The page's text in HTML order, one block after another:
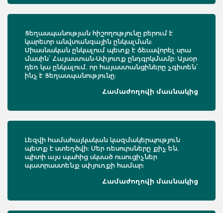
Ցեղասպանության հիշողությունը բերում է
կարեւոր անվտանգային ընկալման։
Միասնական ընկալում պետք է ձեւավորել սրա
մասին՝ Հայաստան-Սփյուռք ընդգրկմամբ։ Այսօր
դեռ կա ընկալում, որ հայաստանցիները չգիտեն՝
ինչ է Ցեղասպանությունը։
Համաժողովի մասնակից
Լեզվի համահայկական կազմակերպություն
պետք է ստեղծվի։ Մեր ռեսուրսները քիչ են,
պիտի այս պահից սկսած ուսուցիչներ
պատրաստենք սփյուռքի համար։
Համաժողովի մասնակից